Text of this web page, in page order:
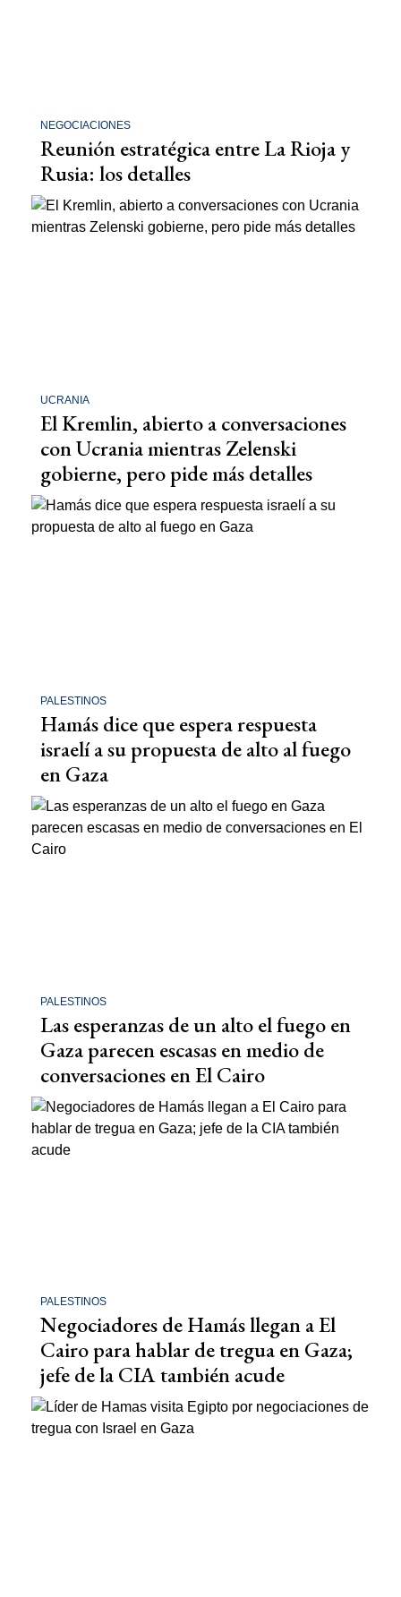
NEGOCIACIONES
Reunión estratégica entre La Rioja y
Rusia: los detalles
UCRANIA
El Kremlin, abierto a conversaciones
con Ucrania mientras Zelenski
gobierne, pero pide más detalles
PALESTINOS
Hamás dice que espera respuesta
israelí a su propuesta de alto al fuego
en Gaza
PALESTINOS
Las esperanzas de un alto el fuego en
Gaza parecen escasas en medio de
conversaciones en El Cairo
PALESTINOS
Negociadores de Hamás llegan a El
Cairo para hablar de tregua en Gaza;
jefe de la CIA también acude